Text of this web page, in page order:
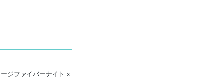
ジファイバーナイト x